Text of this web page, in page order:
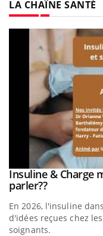
LA CHAÎNE SANTÉ
Youtube
Insuline & Charge
parler??Youtube
En 2026, l'insuline
d'idées reçues chez
soignants.